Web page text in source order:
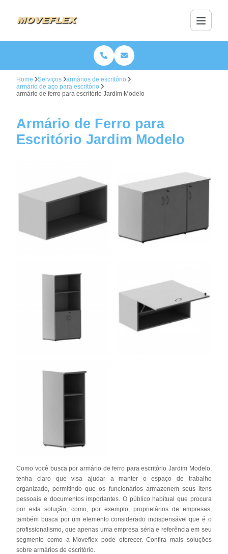
Home Serviços
armários de escritório
armário de aço para escritório
armário de ferro para escritório Jardim Modelo
Armário de Ferro para
Escritório Jardim Modelo
Como você busca por armário de ferro para escritório Jardim Modelo,
tenha claro que visa ajudar a manter o espaço de trabalho
organizado, permitindo que os funcionários armazenem seus itens
pessoais e documentos importantes. O público habitual que procura
por esta solução, como, por exemplo, proprietários de empresas,
também busca por um elemento considerado indispensável que é o
profissionalismo, que apenas uma empresa séria e referência em seu
segmento como a Moveflex pode oferecer. Confira mais soluções
sobre armários de escritório.